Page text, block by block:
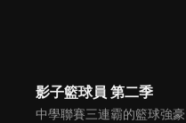
影子籃球員 第二季